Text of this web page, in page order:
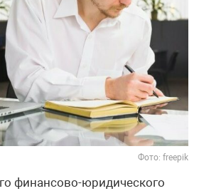
Фото: freepik
финансово-юридического